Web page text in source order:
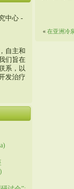
中心 -
自主和
们旨在
系，以
发治疗
« 在亚洲冷